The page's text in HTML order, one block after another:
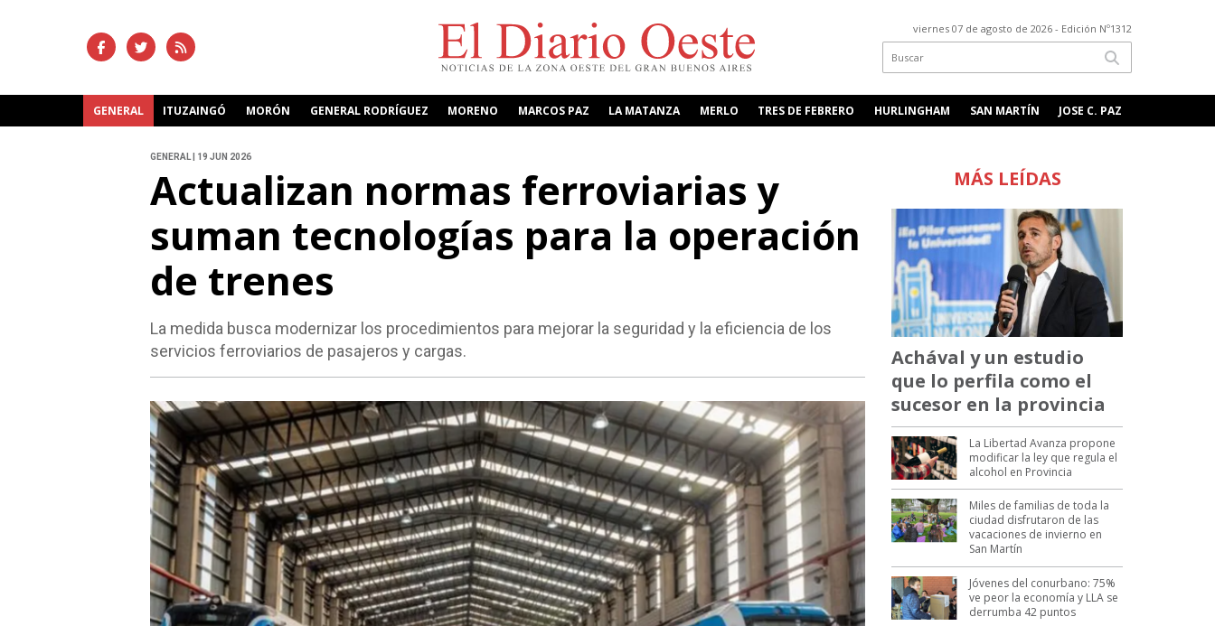
viernes 07 de agosto de 2026 - Edición Nº1312
GENERAL ITUZAINGÓ MORÓN GENERAL RODRÍGUEZ MORENO MARCOS PAZ LA MATANZA MERLO TRES DE FEBRERO HURLINGHAM SAN MARTÍN JOSE C. PAZ
GENERAL | 19 JUN 2026
Actualizan normas ferroviarias y
suman tecnologías para la operación
de trenes
La medida busca modernizar los procedimientos para mejorar la seguridad y la eficiencia de los
servicios ferroviarios de pasajeros y cargas.
MÁS LEÍDAS
Achával y un estudio
que lo perfila como el
sucesor en la provincia
La Libertad Avanza propone
modificar la ley que regula el
alcohol en Provincia
Miles de familias de toda la
ciudad disfrutaron de las
vacaciones de invierno en
San Martín
Jóvenes del conurbano: 75%
ve peor la economía y LLA se
derrumba 42 puntos